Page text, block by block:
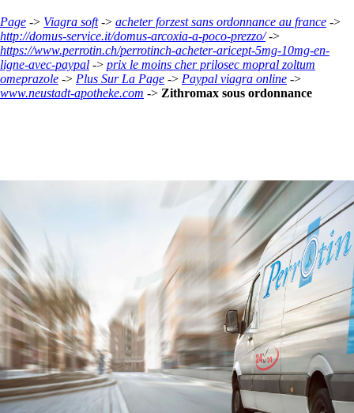
Page -> Viagra soft-> acheter forzest sans ordonnance au france ->
http://domus-service.it/domus-arcoxia-a-poco-prezzo/->
https://www.perrotin.ch/perrotinch-acheter-aricept-5mg-10mg-en-
ligne-avec-paypal -> prix le moins cher prilosec mopral zoltum
omeprazole -> Plus Sur La Page -> Paypal viagra online ->
www.neustadt-apotheke.com -> Zithromax sous ordonnance